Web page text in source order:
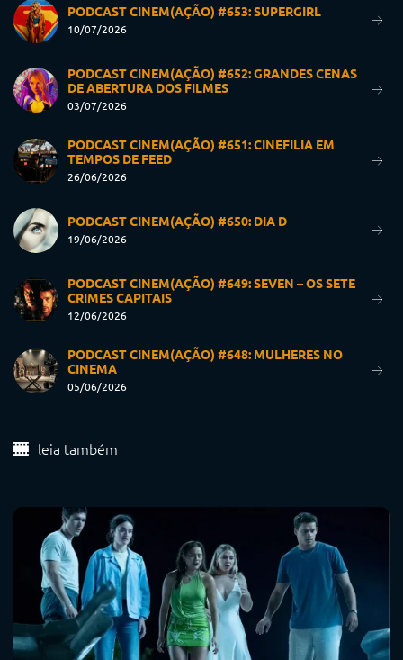
PODCAST CINEM(AÇÃO) #653: SUPERGIRL
10/07/2026
PODCAST CINEM(AÇÃO) #652: GRANDES CENAS
DE ABERTURA DOS FILMES
03/07/2026
PODCAST CINEM(AÇÃO) #651: CINEFILIA EM
TEMPOS DE FEED
26/06/2026
PODCAST CINEM(AÇÃO) #650: DIA D
19/06/2026
PODCAST CINEM(AÇÃO) #649: SEVEN – OS SETE
CRIMES CAPITAIS
12/06/2026
PODCAST CINEM(AÇÃO) #648: MULHERES NO
CINEMA
05/06/2026
leia também